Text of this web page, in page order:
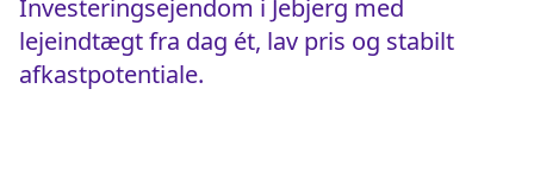
Investeringsejendom i Jebjerg med
lejeindtægt fra dag ét, lav pris og stabilt
afkastpotentiale.